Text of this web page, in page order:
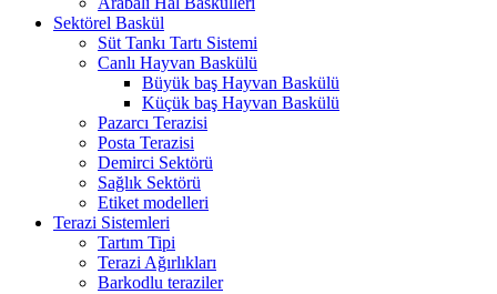
Sektörel Baskül
Süt Tankı Tartı Sistemi
Canlı Hayvan Baskülü
Büyük baş Hayvan Baskülü
Küçük baş Hayvan Baskülü
Pazarcı Terazisi
Posta Terazisi
Demirci Sektörü
Sağlık Sektörü
Etiket modelleri
Terazi Sistemleri
Tartım Tipi
Terazi Ağırlıkları
Barkodlu teraziler